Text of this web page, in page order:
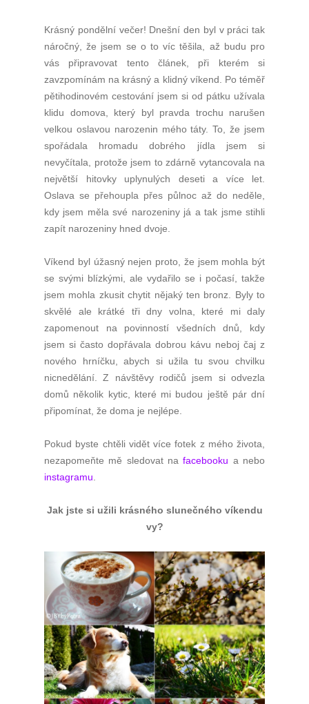
Krásný pondělní večer! Dnešní den byl v práci tak
náročný, že jsem se o to víc těšila, až budu pro
vás připravovat tento článek, při kterém si
zavzpomínám na krásný a klidný víkend. Po téměř
pětihodinovém cestování jsem si od pátku užívala
klidu domova, který byl pravda trochu narušen
velkou oslavou narozenin mého táty. To, že jsem
spořádala hromadu dobrého jídla jsem si
nevyčítala, protože jsem to zdárně vytancovala na
největší hitovky uplynulých deseti a více let.
Oslava se přehoupla přes půlnoc až do neděle,
kdy jsem měla své narozeniny já a tak jsme stihli
zapít narozeniny hned dvoje.
Víkend byl úžasný nejen proto, že jsem mohla být
se svými blízkými, ale vydařilo se i počasí, takže
jsem mohla zkusit chytit nějaký ten bronz. Byly to
skvělé ale krátké tři dny volna, které mi daly
zapomenout na povinností všedních dnů, kdy
jsem si často dopřávala dobrou kávu neboj čaj z
nového hrníčku, abych si užila tu svou chvilku
nicnedělání. Z návštěvy rodičů jsem si odvezla
domů několik kytic, které mi budou ještě pár dní
připomínat, že doma je nejlépe.
Pokud byste chtěli vidět více fotek z mého života,
nezapomeňte mě sledovat nafacebooku a nebo
instagramu.
Jak jste si užili krásného slunečného víkendu
vy?